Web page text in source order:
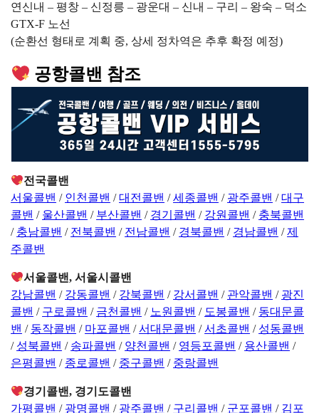
연신내 – 평창 – 신정릉 – 광운대 – 신내 – 구리 – 왕숙 – 덕소
GTX-F 노선
(순환선 형태로 계획 중, 상세 정차역은 추후 확정 예정)
공항콜밴 참조
전국콜밴
서울콜밴 / 인천콜밴 /대전콜밴 /세종콜밴 / 광주콜밴 /대구
콜밴 / 울산콜밴 / 부산콜밴 / 경기콜밴 / 강원콜밴 / 충북콜밴
/ 충남콜밴 / 전북콜밴 / 전남콜밴 / 경북콜밴 / 경남콜밴 /제
주콜밴
서울콜밴, 서울시콜밴
강남콜밴 / 강동콜밴 / 강북콜밴 / 강서콜밴 / 관악콜밴 / 광진
콜밴 / 구로콜밴 / 금천콜밴 / 노원콜밴 / 도봉콜밴 / 동대문콜
밴 / 동작콜밴 / 마포콜밴 /서대문콜밴 /서초콜밴 / 성동콜밴
/ 성북콜밴 / 송파콜밴 / 양천콜밴 / 영등포콜밴 / 용산콜밴 /
은평콜밴 / 종로콜밴 / 중구콜밴 / 중랑콜밴
경기콜밴, 경기도콜밴
가평콜밴 / 광명콜밴 / 광주콜밴 / 구리콜밴 / 군포콜밴 / 김포